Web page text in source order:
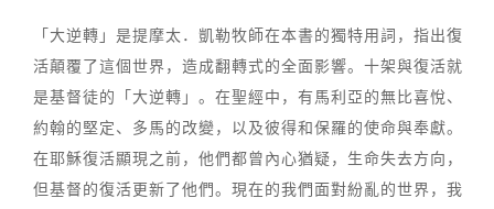
「大逆轉」是提摩太．凱勒牧師在本書的獨特用詞，指出復
活顛覆了這個世界，造成翻轉式的全面影響。十架與復活就
是基督徒的「大逆轉」。在聖經中，有馬利亞的無比喜悅、
約翰的堅定、多馬的改變，以及彼得和保羅的使命與奉獻。
在耶穌復活顯現之前，他們都曾內心猶疑，生命失去方向，
但基督的復活更新了他們。現在的我們面對紛亂的世界，我